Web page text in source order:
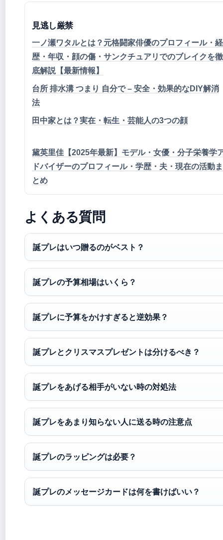
見逃し厳禁
一ノ瀬ワタルとは？元格闘家俳優のプロフィール・経
歴・年収・顔の傷・サンクチュアリでのブレイクを徹
底解説【最新情報】
台所 排水溝 つまり 自分で – 安全・効果的なDIY解消
法
田中家とは？実在・転生・芸能人の3つの顔
黛英里佳【2025年最新】モデル・女優・分子栄養学
ドバイザーのプロフィール・学歴・夫・現在の活動ま
とめ
よくある質問
誕プレはいつ贈るのがベスト？
誕プレの予算相場はいくら？
誕プレに予算をかけすぎると逆効果？
誕プレとクリスマスプレゼントは分けるべき？
誕プレをあげる相手がいない時の対処法
誕プレをあまり知らない人に送る時の注意点
誕プレのラッピングは必要？
誕プレのメッセージカードは何を書けばいい？